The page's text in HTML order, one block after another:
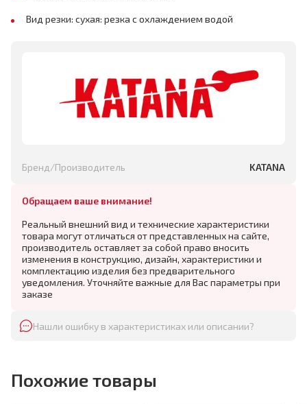
Вид резки: сухая: резка с охлаждением водой
Бренд/Производитель KATANA
Обращаем ваше внимание!
Реальный внешний вид и технические характеристики
товара могут отличаться от представленных на сайте,
производитель оставляет за собой право вносить
изменения в конструкцию, дизайн, характеристики и
комплектацию изделия без предварительного
уведомления. Уточняйте важные для Вас параметры при
заказе
Нашли ошибку в характеристиках или описании?
Похожие товары